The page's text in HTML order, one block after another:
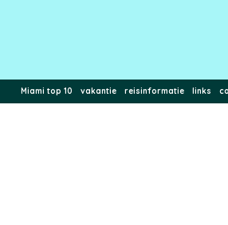
Miami top 10 vakantie reisinformatie links